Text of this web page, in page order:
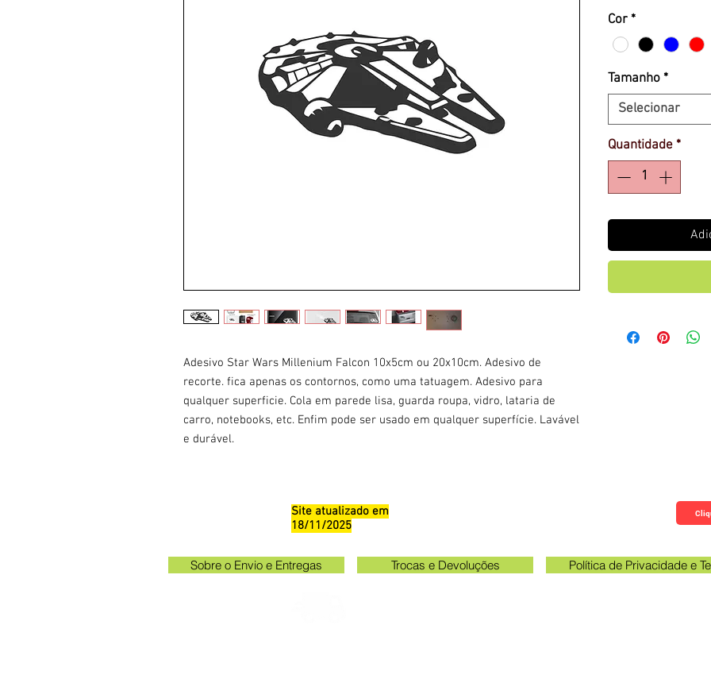
Adesivo Star Wars Millenium Falcon 10x5cm ou 20x10cm. Adesivo de
recorte. fica apenas os contornos, como uma tatuagem. Adesivo para
qualquer superficie. Cola em parede lisa, guarda roupa, vidro, lataria de
carro, notebooks, etc. Enfim pode ser usado em qualquer superfície. Lavável
e durável.
Cor *
Tamanho *
Selecionar
Quantidade *
Site atualizado em
18/11/2025
Sobre o Envio e Entregas Trocas e Devoluções Política de Privacidade e